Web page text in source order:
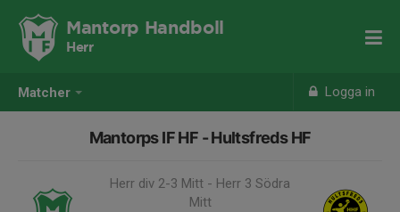
Matcher Logga in
Mantorp Handboll
Herr
Mantorps IF HF - Hultsfreds HF
Herr div 2-3 Mitt - Herr 3 Södra
Mitt